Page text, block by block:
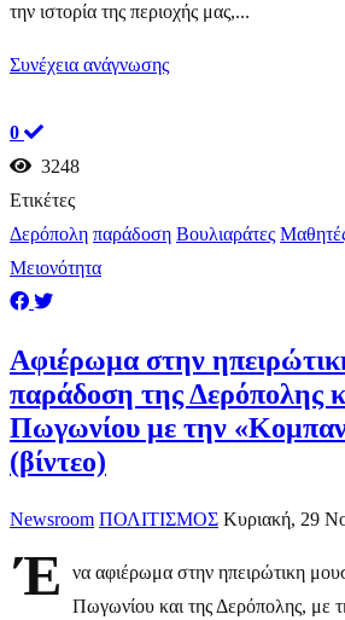
την ιστορία της περιοχής μας,...
Συνέχεια ανάγνωσης
0
3248
Ετικέτες
Δερόπολη παράδοση Βουλιαράτες
Μειονότητα
Αφιέρωμα στην
παράδοση της Δερόπολης
Πωγωνίου με την
(βίντεο)
Newsroom ΠΟΛΙΤΙΣΜΟΣ Κυριακή, 29
Έ
να αφιέρωμα στην ηπειρώτικη
Πωγωνίου και της Δερόπολης, με